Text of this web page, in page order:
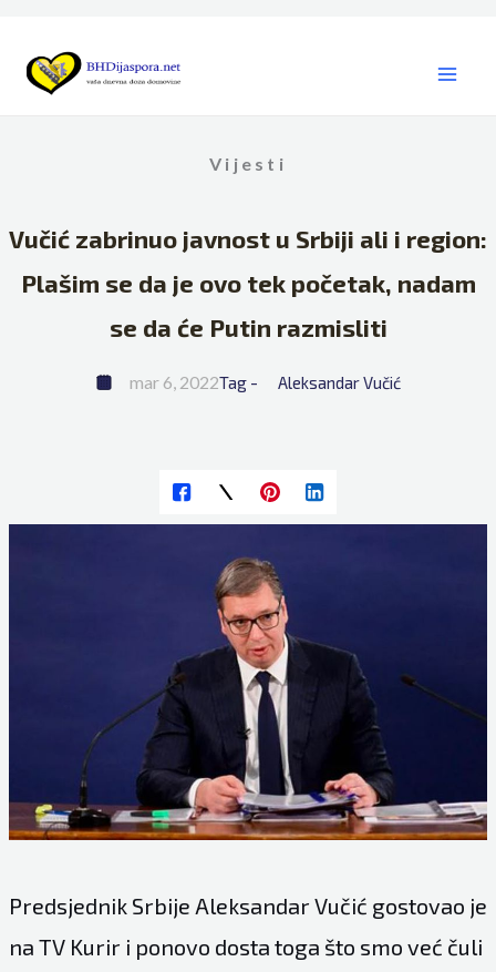
content
Vijesti
Vučić zabrinuo javnost u Srbiji ali i region:
Plašim se da je ovo tek početak, nadam
se da će Putin razmisliti
mar 6, 2022Tag - Aleksandar Vučić
Predsjednik Srbije Aleksandar Vučić gostovao je
na TV Kurir i ponovo dosta toga što smo već čuli